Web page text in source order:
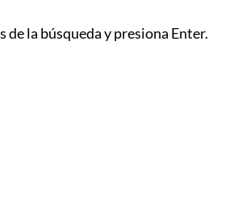
de la búsqueda y presiona Enter.